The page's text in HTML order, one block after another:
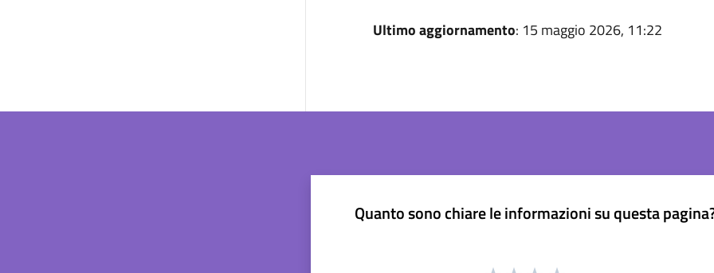
Ultimo aggiornamento: 15 maggio 2026, 11:22
Quanto sono chiare le informazioni su questa